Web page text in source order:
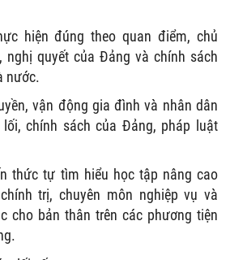
hiện đúng theo quan điểm, chủ
nghị quyết của Đảng và chính sách
nước.
vận động gia đình và nhân dân
chính sách của Đảng, pháp luật
thức tự tìm hiểu học tập nâng cao
trị, chuyên môn nghiệp vụ và
cho bản thân trên các phương tiện